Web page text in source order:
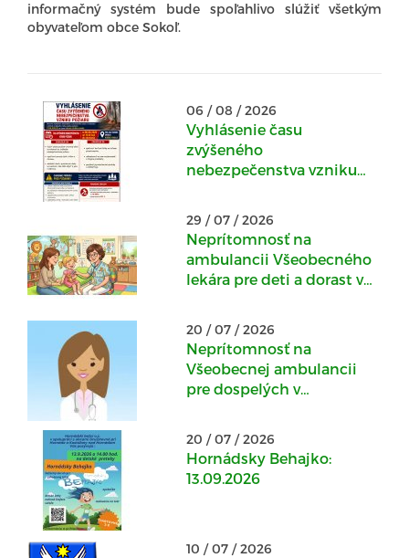
informačný systém bude spoľahlivo slúžiť všetkým
obyvateľom obce Sokoľ.
06 / 08 / 2026
Vyhlásenie času
zvýšeného
nebezpečenstva vzniku
29 / 07 / 2026
Neprítomnosť na
ambulancii Všeobecného
lekára pre deti a dorast v
04.08.2026
20 / 07 / 2026
Neprítomnosť na
Všeobecnej ambulancii
pre dospelých v
22.07.2026
20 / 07 / 2026
Hornádsky Behajko:
13.09.2026
10 / 07 / 2026